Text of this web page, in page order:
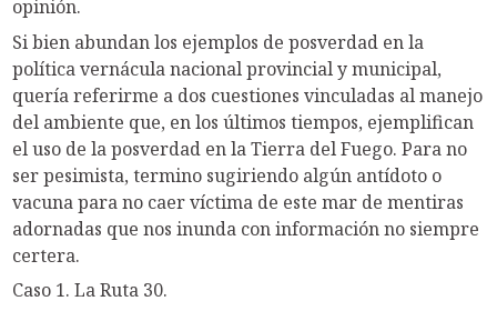
opinión.
Si bien abundan los ejemplos de posverdad en la
política vernácula nacional provincial y municipal,
quería referirme a dos cuestiones vinculadas al manejo
del ambiente que, en los últimos tiempos, ejemplifican
el uso de la posverdad en la Tierra del Fuego. Para no
ser pesimista, termino sugiriendo algún antídoto o
vacuna para no caer víctima de este mar de mentiras
adornadas que nos inunda con información no siempre
certera.
Caso 1. La Ruta 30.